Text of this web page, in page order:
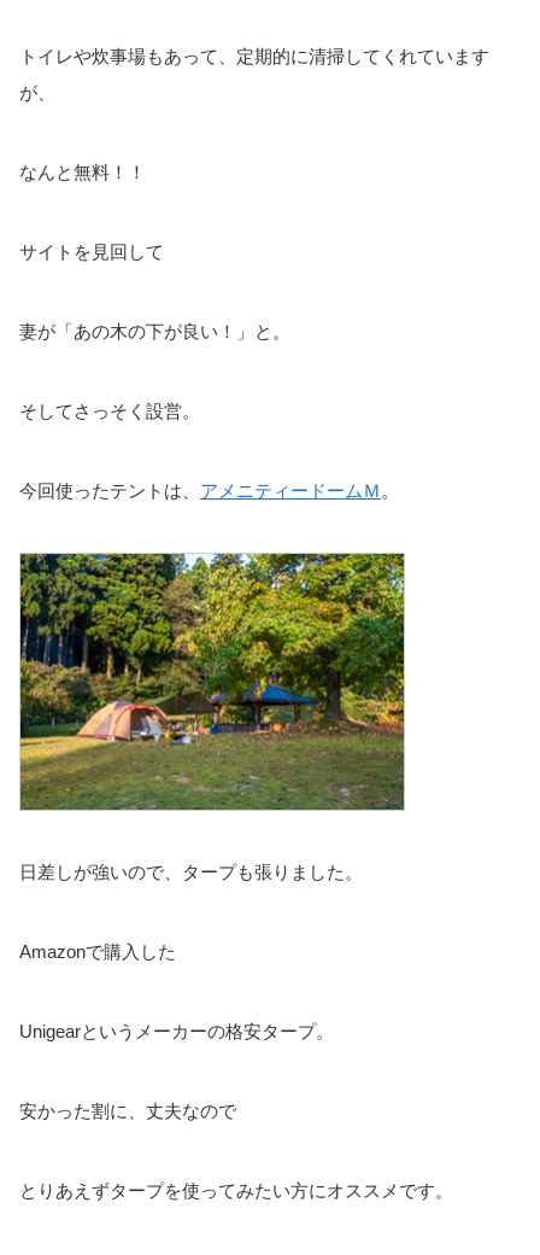
トイレや炊事場もあって、定期的に清掃してくれています
が、
なんと無料！！
サイトを見回して
妻が「あの木の下が良い！」と。
そしてさっそく設営。
今回使ったテントは、 アメニティードームＭ 。
日差しが強いので、タープも張りました。
Amazonで購入した
Unigearというメーカーの格安タープ。
安かった割に、丈夫なので
とりあえずタープを使ってみたい方にオススメです。